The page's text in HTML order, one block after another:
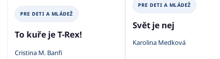
PRE DETI A MLÁDEŽ
To kuře je T-Rex!
Cristina M. Banfi
PRE DETI A MLÁDEŽ
Svět je nej
Karolina Medková